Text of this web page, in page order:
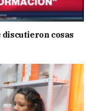
discutieron cosas